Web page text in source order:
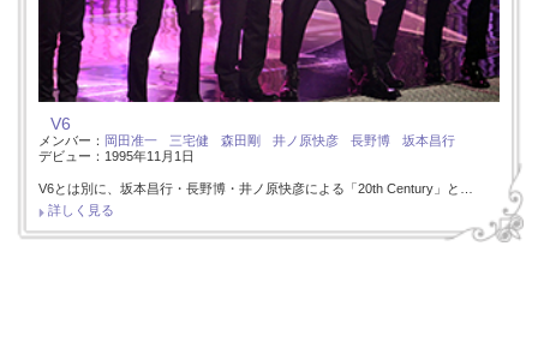
V6
メンバー： 岡田准一 三宅健 森田剛 井ノ原快彦 長野博
坂本昌行
デビュー：1995年11月1日
V6とは別に、坂本昌行・長野博・井ノ原快彦による「20th Century」と…
詳しく見る